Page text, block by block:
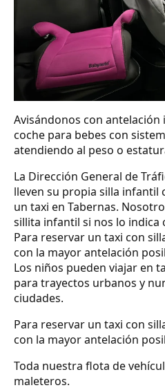
Avisándonos con
coche para bebes con
atendiendo al peso o
La Dirección General de
lleven su propia silla infantil
un taxi en Tabernas.
sillita infantil si nos lo indica
Para reservar un taxi con
con la mayor antelación
Los niños pueden viajar en
para trayectos urbanos y
ciudades.
Para reservar un taxi con
con la mayor antelación
Toda nuestra flota de
maleteros.